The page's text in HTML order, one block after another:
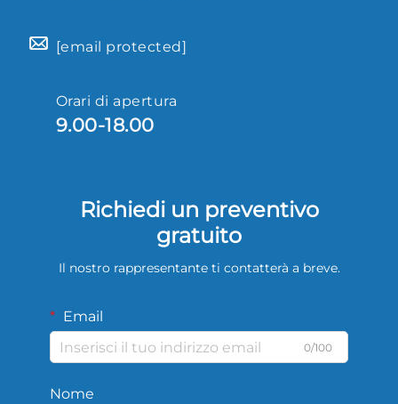
[email protected]
Orari di apertura
9.00-18.00
Richiedi un preventivo
gratuito
Il nostro rappresentante ti contatterà a breve.
Email
0/100
Nome